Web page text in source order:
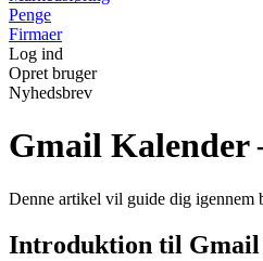
Penge
Firmaer
Log ind
Opret bruger
Nyhedsbrev
Gmail Kalender
Denne artikel vil guide dig igennem
Introduktion til